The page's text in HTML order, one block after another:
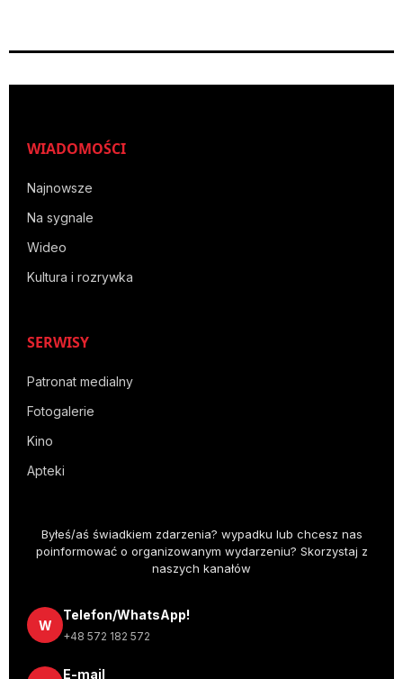
WIADOMOŚCI
Najnowsze
Na sygnale
Wideo
Kultura i rozrywka
SERWISY
Patronat medialny
Fotogalerie
Kino
Apteki
Byłeś/aś świadkiem zdarzenia? wypadku lub chcesz nas
poinformować o organizowanym wydarzeniu? Skorzystaj z
naszych kanałów
W
Telefon/WhatsApp!
+48 572 182 572
E-mail